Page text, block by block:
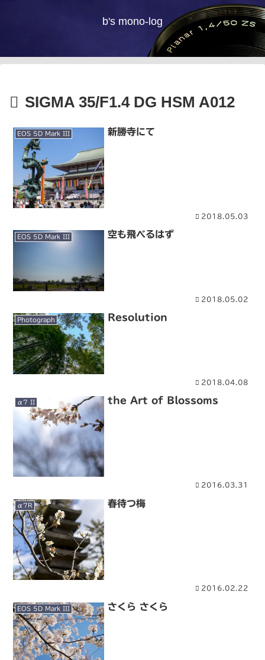
b's mono-log
SIGMA 35/F1.4 DG HSM A012
EOS 5D Mark III 新勝寺にて
2018.05.03
EOS 5D Mark III 空も飛べるはず
2018.05.02
Photograph Resolution
2018.04.08
α7 II the Art of Blossoms
2016.03.31
α7R 春待つ梅
2016.02.22
EOS 5D Mark III さくら さくら